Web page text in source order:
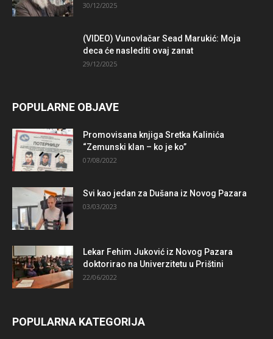
30/12/2025
(VIDEO) Vunovlačar Sead Marukić: Moja
deca će naslediti ovaj zanat
29/12/2025
POPULARNE OBJAVE
Promovisana knjiga Sretka Kalinića
“Zemunski klan – ko je ko”
07/08/2022
Svi kao jedan za Dušana iz Novog Pazara
03/03/2023
Lekar Fehim Juković iz Novog Pazara
doktorirao na Univerzitetu u Prištini
22/06/2022
POPULARNA KATEGORIJA